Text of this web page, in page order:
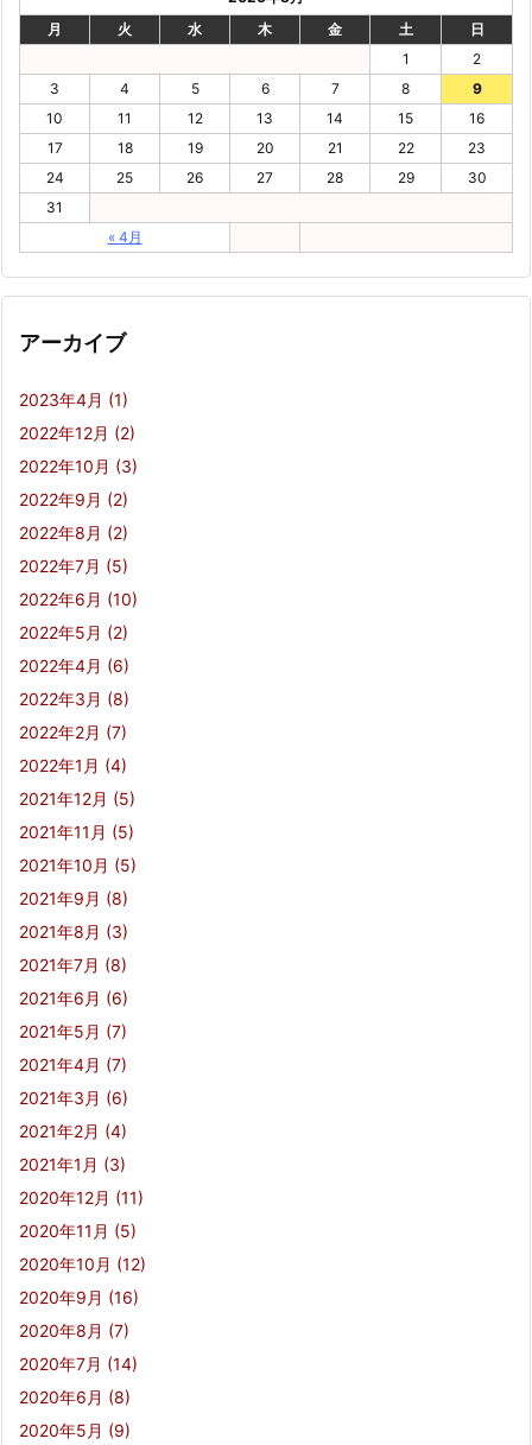
月
火 水 木 金 土 日
« 4月
1
2
3
4 5 6 7 8
9
10
11 12 13 14 15
16
17
18 19 20 21 22
23
24
25 26 27 28 29
30
31
アーカイブ
2023年4月 (1)
2022年12月 (2)
2022年10月 (3)
2022年9月 (2)
2022年8月 (2)
2022年7月 (5)
2022年6月 (10)
2022年5月 (2)
2022年4月 (6)
2022年3月 (8)
2022年2月 (7)
2022年1月 (4)
2021年12月 (5)
2021年11月 (5)
2021年10月 (5)
2021年9月 (8)
2021年8月 (3)
2021年7月 (8)
2021年6月 (6)
2021年5月 (7)
2021年4月 (7)
2021年3月 (6)
2021年2月 (4)
2021年1月 (3)
2020年12月 (11)
2020年11月 (5)
2020年10月 (12)
2020年9月 (16)
2020年8月 (7)
2020年7月 (14)
2020年6月 (8)
2020年5月 (9)